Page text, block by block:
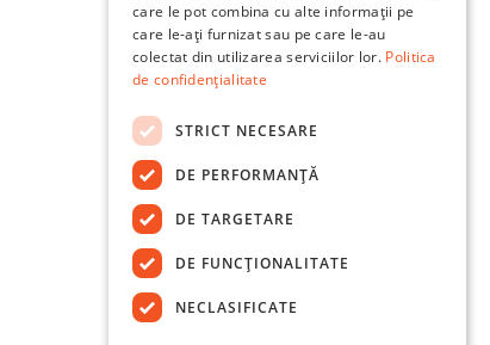
care le pot combina cu alte informații pe
care le-ați furnizat sau pe care le-au
colectat din utilizarea serviciilor lor. Politica
de confidențialitate
STRICT NECESARE
DE PERFORMANȚĂ
DE TARGETARE
DE FUNCŢIONALITATE
NECLASIFICATE